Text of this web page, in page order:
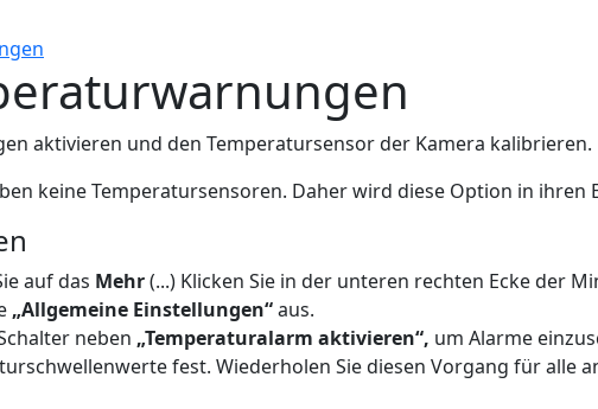
aktivieren und den Temperatursensor der Kamera kalibrieren.
keine Temperatursensoren. Daher wird diese Option in ihren
auf das Mehr(...) Klicken Sie in der unteren rechten Ecke der
„Allgemeine Einstellungen“aus.
neben „Temperaturalarm aktivieren“, um Alarme
fest. Wiederholen Sie diesen Vorgang für alle